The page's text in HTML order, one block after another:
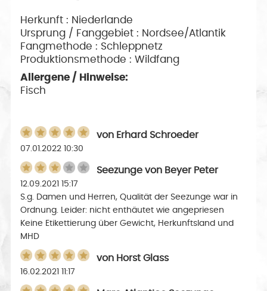
Herkunft : Niederlande
Ursprung / Fanggebiet : Nordsee/Atlantik
Fangmethode : Schleppnetz
Produktionsmethode : Wildfang
Allergene / Hinweise:
Fisch
von Erhard Schroeder
07.01.2022 10:30
Seezungevon Beyer Peter
12.09.2021 15:17
S.g. Damen und Herren, Qualität der Seezunge war in
Ordnung. Leider: nicht enthäutet wie angepriesen
Keine Etikettierung über Gewicht, Herkunftsland und
MHD
von Horst Glass
16.02.2021 11:17